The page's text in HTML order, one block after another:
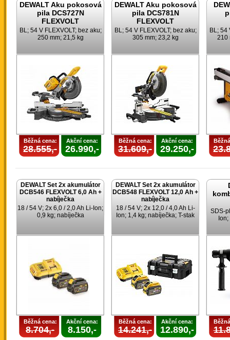
DEWALT Aku pokosová
pila DCS727N
FLEXVOLT
BL; 54 V FLEXVOLT; bez aku;
250 mm; 21,5 kg
Běžná cena:
28.555,-
Akční cena:
26.990,-
DEWALT Aku pokosová
pila DCS781N
FLEXVOLT
BL; 54 V FLEXVOLT; bez aku;
305 mm; 23,2 kg
Běžná cena:
31.609,-
Akční cena:
29.250,-
BL; 54
210
DEWALT Set 2x akumulátor
DCB546 FLEXVOLT 6,0 Ah +
nabíječka
18 / 54 V; 2x 6,0 / 2,0 Ah Li-Ion;
0,9 kg; nabíječka
Běžná cena:
8.704,-
Akční cena:
8.150,-
DEWALT Set 2x akumulátor
DCB548 FLEXVOLT 12,0 Ah +
nabíječka
18 / 54 V; 2x 12,0 / 4,0 Ah Li-
Ion; 1,4 kg; nabíječka; T-stak
Běžná cena:
14.241,-
Akční cena:
12.890,-
SDS-